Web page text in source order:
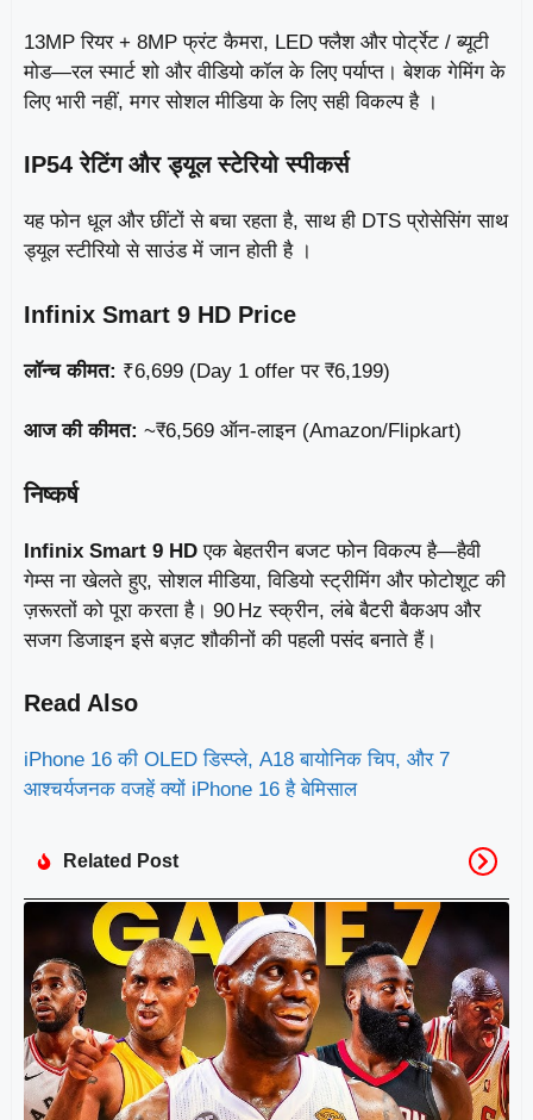
13MP रियर + 8MP फ्रंट कैमरा, LED फ्लैश और पोर्ट्रेट / ब्यूटी
मोड—रल स्मार्ट शो और वीडियो कॉल के लिए पर्याप्त। बेशक गेमिंग के
लिए भारी नहीं, मगर सोशल मीडिया के लिए सही विकल्प है ।
IP54 रेटिंग और ड्यूल स्टेरियो स्पीकर्स
यह फोन धूल और छींटों से बचा रहता है, साथ ही DTS प्रोसेसिंग साथ
ड्यूल स्टीरियो से साउंड में जान होती है ।
Infinix Smart 9 HD Price
लॉन्च कीमत: ₹6,699 (Day 1 offer पर ₹6,199)
आज की कीमत: ~₹6,569 ऑन‑लाइन (Amazon/Flipkart)
निष्कर्ष
Infinix Smart 9 HD एक बेहतरीन बजट फोन विकल्प है—हैवी
गेम्स ना खेलते हुए, सोशल मीडिया, विडियो स्ट्रीमिंग और फोटोशूट की
ज़रूरतों को पूरा करता है। 90 Hz स्क्रीन, लंबे बैटरी बैकअप और
सजग डिजाइन इसे बज़ट शौकीनों की पहली पसंद बनाते हैं।
Read Also
iPhone 16 की OLED डिस्प्ले, A18 बायोनिक चिप, और 7
आश्चर्यजनक वजहें क्यों iPhone 16 है बेमिसाल
Related Post